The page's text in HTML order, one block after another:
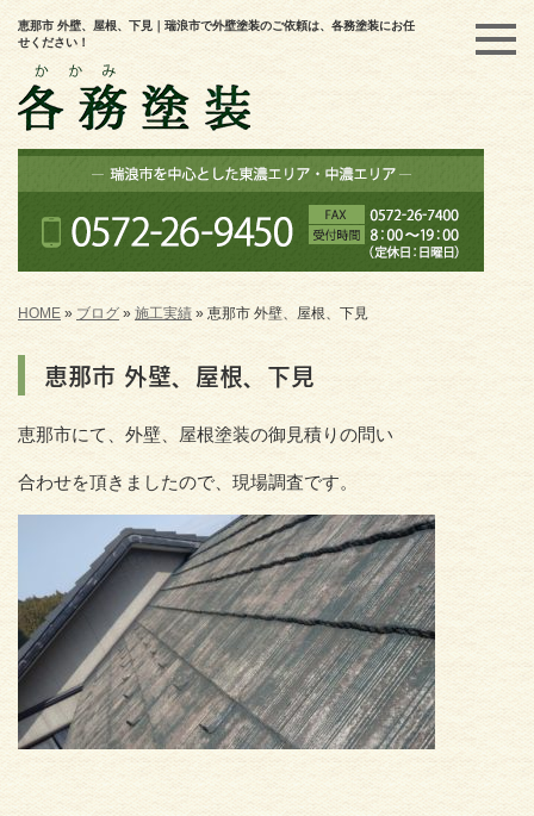
恵那市 外壁、屋根、下見｜瑞浪市で外壁塗装のご依頼は、各務塗装にお任
せください！
HOME » ブログ » 施工実績 » 恵那市 外壁、屋根、下見
恵那市 外壁、屋根、下見
恵那市にて、外壁、屋根塗装の御見積りの問い
合わせを頂きましたので、現場調査です。